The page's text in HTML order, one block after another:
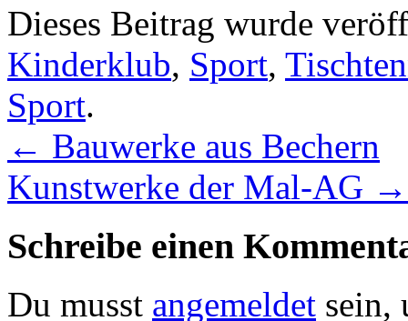
Dieses Beitrag wurde
Kinderklub, Sport,
Sport.
← Bauwerke aus Bechern
Kunstwerke der Mal-AG →
Schreibe einen
Du musst angemeldet sein,